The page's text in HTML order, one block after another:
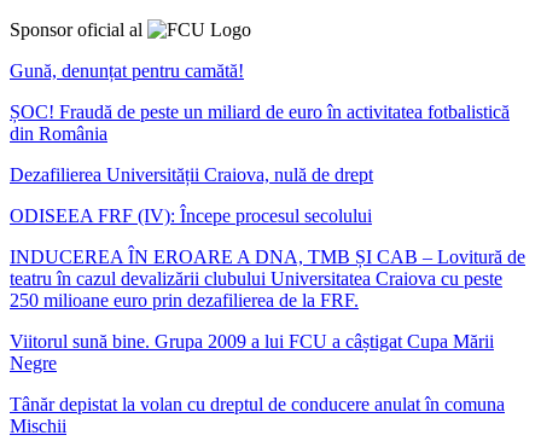
Sponsor oficial al
Gună, denunțat pentru camătă!
ȘOC! Fraudă de peste un miliard de euro în activitatea fotbalistică
din România
Dezafilierea Universității Craiova, nulă de drept
ODISEEA FRF (IV): Începe procesul secolului
INDUCEREA ÎN EROARE A DNA, TMB ȘI CAB – Lovitură de
teatru în cazul devalizării clubului Universitatea Craiova cu peste
250 milioane euro prin dezafilierea de la FRF.
Viitorul sună bine. Grupa 2009 a lui FCU a câștigat Cupa Mării
Negre
Tânăr depistat la volan cu dreptul de conducere anulat în comuna
Mischii